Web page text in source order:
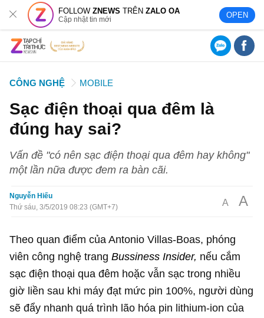
FOLLOWZNEWS TRÊNZALO OA
Cập nhật tin mới OPEN
CÔNG NGHỆ MOBILE
Sạc điện thoại qua đêm là
đúng hay sai?
Vấn đề "có nên sạc điện thoại qua đêm hay không"
một lần nữa được đem ra bàn cãi.
Nguyễn Hiếu
Thứ sáu, 3/5/2019 08:23 (GMT+7)
A A
Theo quan điểm của Antonio Villas-Boas, phóng
viên công nghệ trangBussiness Insider, nếu cắm
sạc điện thoại qua đêm hoặc vẫn sạc trong nhiều
giờ liền sau khi máy đạt mức pin 100%, người dùng
sẽ đẩy nhanh quá trình lão hóa pin lithium-ion của